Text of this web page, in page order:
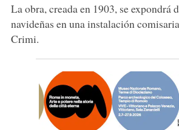
La obra, creada en 1903, se expondrá
navideñas en una instalación
Crimi.